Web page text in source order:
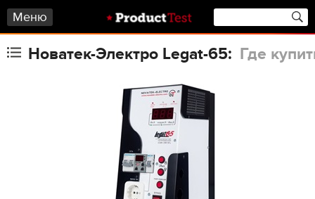
Меню
Новатек-Электро Legat-65: Где